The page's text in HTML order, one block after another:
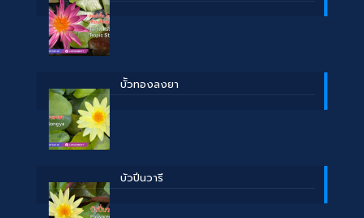
บััวทองลงยา
บัวปิ่นวารี